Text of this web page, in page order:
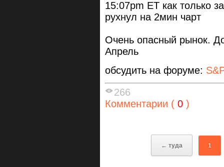
15:07pm ET как только
рухнул на 2мин чарт
Очень опасный рынок.
Апрель
обсудить на форуме:
266
Комментарии ( 0 )
← туда 1